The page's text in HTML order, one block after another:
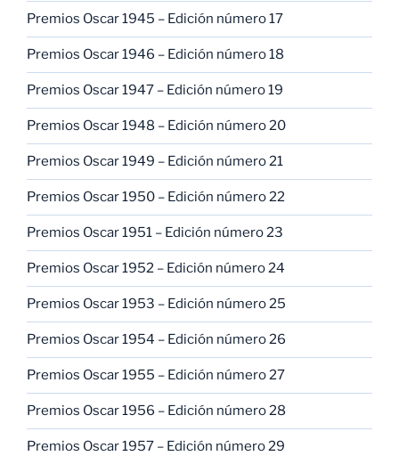
Premios Oscar 1945 – Edición número 17
Premios Oscar 1946 – Edición número 18
Premios Oscar 1947 – Edición número 19
Premios Oscar 1948 – Edición número 20
Premios Oscar 1949 – Edición número 21
Premios Oscar 1950 – Edición número 22
Premios Oscar 1951 – Edición número 23
Premios Oscar 1952 – Edición número 24
Premios Oscar 1953 – Edición número 25
Premios Oscar 1954 – Edición número 26
Premios Oscar 1955 – Edición número 27
Premios Oscar 1956 – Edición número 28
Premios Oscar 1957 – Edición número 29